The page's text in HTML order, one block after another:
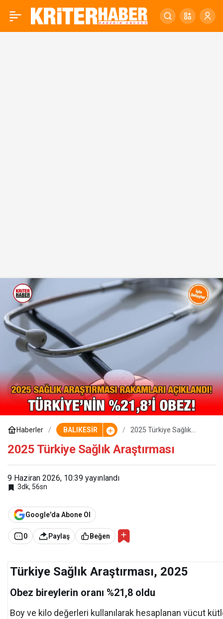
Haberler BALIKESİR
2025 Türkiye Sağlık
2025 Türkiye Sağlık Araştırması
9 Haziran 2026, 10:39 yayınlandı
3dk, 56sn
Google'da Abone Ol
0 Paylaş Beğen
Türkiye Sağlık Araştırması, 2025
Obez bireylerin oranı %21,8 oldu
Boy ve kilo değerleri kullanılarak hesaplanan vücut
2025 Türkiye Sağlık 0